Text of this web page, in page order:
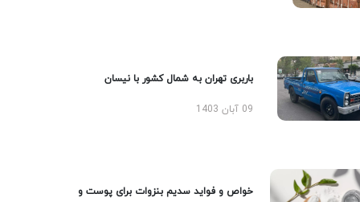
باربری تهران به شمال کشور با نیسان
09 آبان 1403
خواص و فواید سدیم بنزوات برای پوست و